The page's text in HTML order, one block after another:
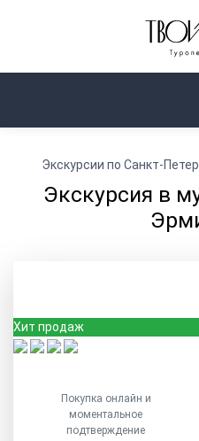
Экскурсии по Санкт-
Экскурсия в
Хит продаж
Покупка онлайн и
моментальное
подтверждение